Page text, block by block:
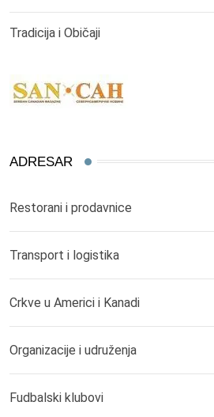
Tradicija i Običaji
ADRESAR
Restorani i prodavnice
Transport i logistika
Crkve u Americi i Kanadi
Organizacije i udruženja
Fudbalski klubovi